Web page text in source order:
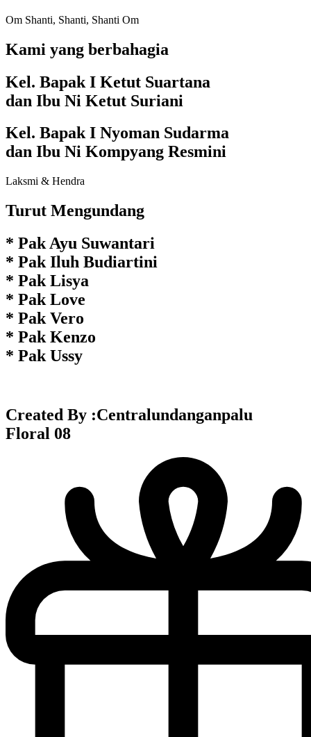
Om Shanti, Shanti, Shanti Om
Kami yang berbahagia
Kel. Bapak I Ketut Suartana
dan Ibu Ni Ketut Suriani
Kel. Bapak I Nyoman Sudarma
dan Ibu Ni Kompyang Resmini
Laksmi & Hendra
Turut Mengundang
* Pak Ayu Suwantari
* Pak Iluh Budiartini
* Pak Lisya
* Pak Love
* Pak Vero
* Pak Kenzo
* Pak Ussy
Created By :Centralundanganpalu
Floral 08